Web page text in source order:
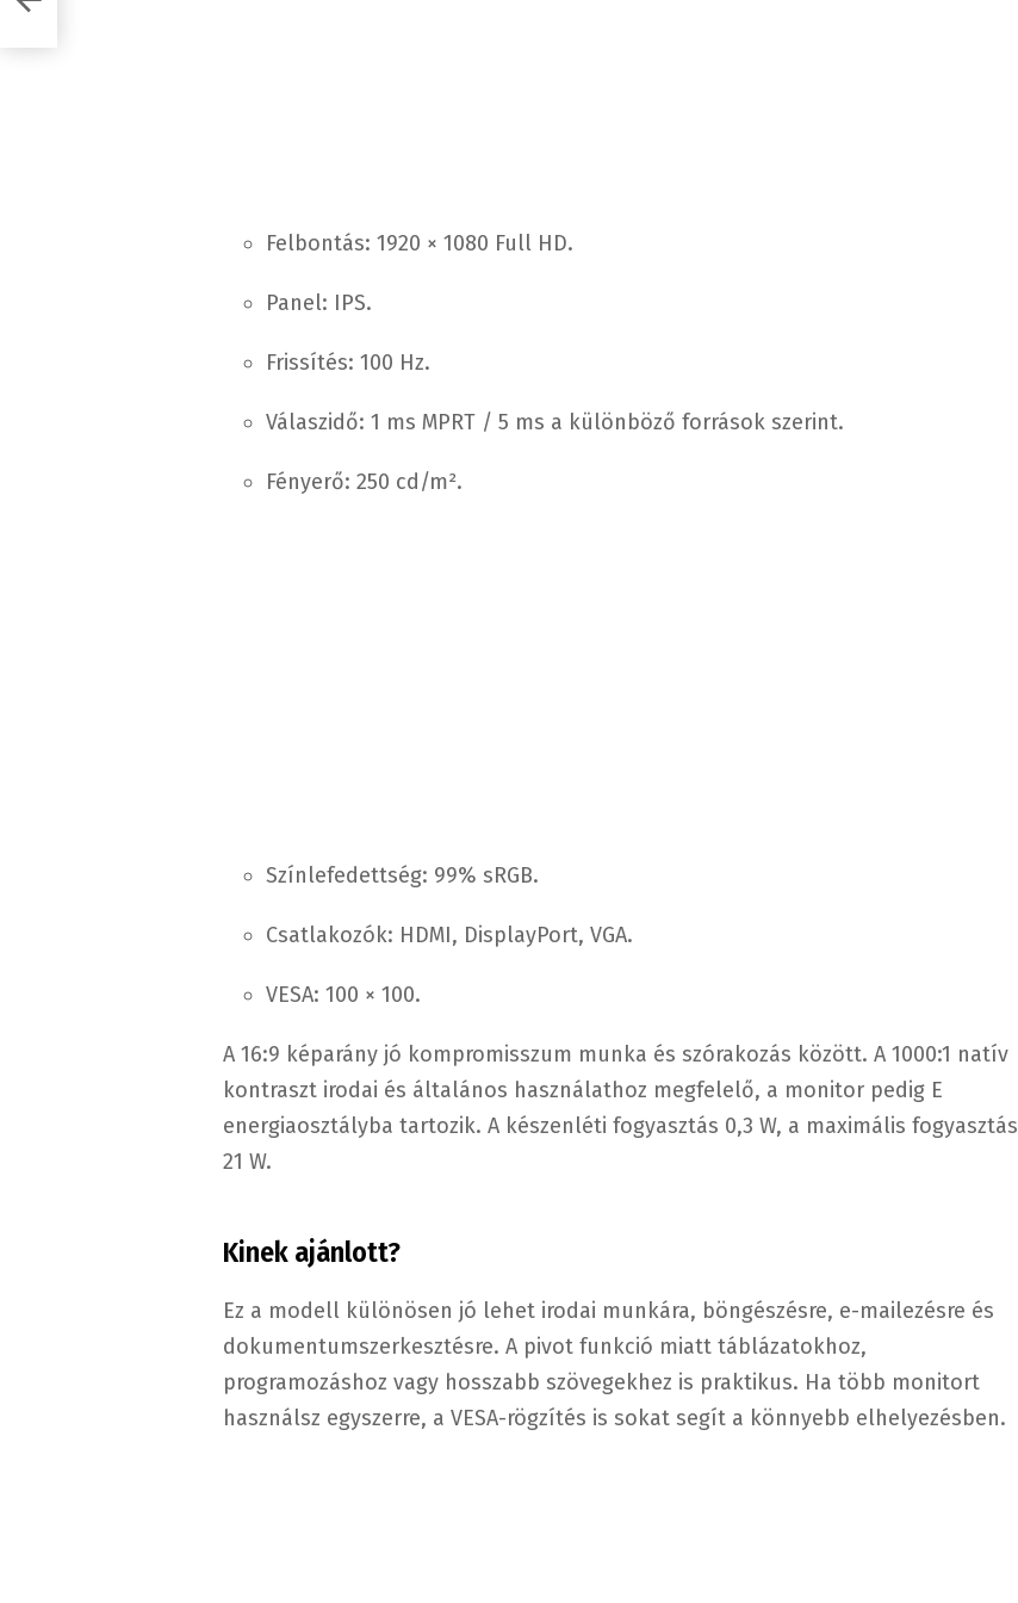
Felbontás: 1920 × 1080 Full HD.
Panel: IPS.
Frissítés: 100 Hz.
Válaszidő: 1 ms MPRT / 5 ms a különböző források szerint.
Fényerő: 250 cd/m².
Színlefedettség: 99% sRGB.
Csatlakozók: HDMI, DisplayPort, VGA.
VESA: 100 × 100.
A 16:9 képarány jó kompromisszum munka és szórakozás között. A 1000:1 natív
kontraszt irodai és általános használathoz megfelelő, a monitor pedig E
energiaosztályba tartozik. A készenléti fogyasztás 0,3 W, a maximális fogyasztás
21 W.
Kinek ajánlott?
Ez a modell különösen jó lehet irodai munkára, böngészésre, e-mailezésre és
dokumentumszerkesztésre. A pivot funkció miatt táblázatokhoz,
programozáshoz vagy hosszabb szövegekhez is praktikus. Ha több monitort
használsz egyszerre, a VESA-rögzítés is sokat segít a könnyebb elhelyezésben.